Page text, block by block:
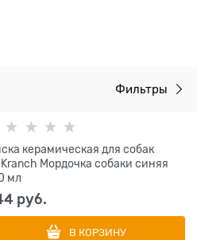
Фильтры
керамическая для собак
Мордочка собаки синяя
мл
руб.
В КОРЗИНУ